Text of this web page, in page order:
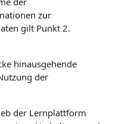
zur
gilt Punkt 2.
hinausgehende
der
der Lernplattform